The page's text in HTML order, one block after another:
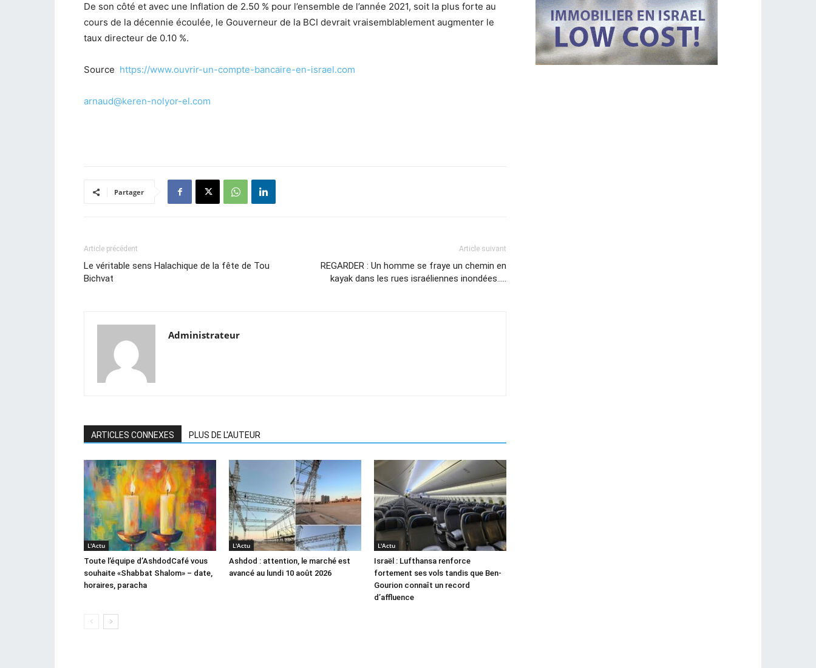
De son côté et avec une Inflation de 2.50 % pour l’ensemble de l’année 2021, soit la plus forte au
cours de la décennie écoulée, le Gouverneur de la BCI devrait vraisemblablement augmenter le
taux directeur de 0.10 %.
Source https://www.ouvrir-un-compte-bancaire-en-israel.com
arnaud@keren-nolyor-el.com
Partager
Article précédent
Le véritable sens Halachique de la fête de Tou
Bichvat
Article suivant
REGARDER : Un homme se fraye un chemin en
kayak dans les rues israéliennes inondées…..
Administrateur
ARTICLES CONNEXES PLUS DE L'AUTEUR
L'Actu
Toute l’équipe d’AshdodCafé vous
souhaite «Shabbat Shalom» – date,
horaires, paracha
L'Actu
Ashdod : attention, le marché est
avancé au lundi 10 août 2026
L'Actu
Israël : Lufthansa renforce
fortement ses vols tandis que Ben-
Gourion connaît un record
d’affluence